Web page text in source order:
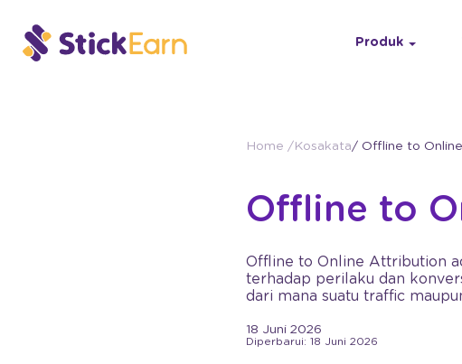
Produk
Home / Kosakata/ Offline to
Offline to
Offline to Online Attribution
terhadap perilaku dan
dari mana suatu traffic
18 Juni 2026
Diperbarui: 18 Juni 2026